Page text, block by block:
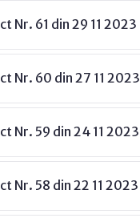
Nr. 61 din 29 11 2023
Nr. 60 din 27 11 2023
Nr. 59 din 24 11 2023
Nr. 58 din 22 11 2023